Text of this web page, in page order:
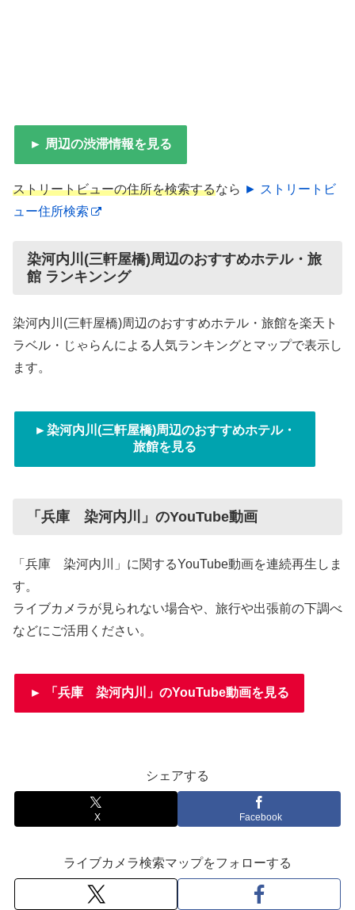
► 周辺の渋滞情報を見る
ストリートビューの住所を検索するなら ► ストリートビ
ュー住所検索
染河内川(三軒屋橋)周辺のおすすめホテル・旅
館 ランキンング
染河内川(三軒屋橋)周辺のおすすめホテル・旅館を楽天ト
ラベル・じゃらんによる人気ランキングとマップで表示し
ます。
►染河内川(三軒屋橋)周辺のおすすめホテル・
旅館を見る
「兵庫 染河内川」のYouTube動画
「兵庫 染河内川」に関するYouTube動画を連続再生しま
す。
ライブカメラが見られない場合や、旅行や出張前の下調べ
などにご活用ください。
► 「兵庫 染河内川」のYouTube動画を見る
シェアする
X Facebook
ライブカメラ検索マップをフォローする